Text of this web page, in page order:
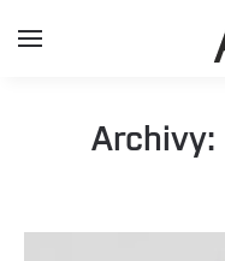
Archivy: